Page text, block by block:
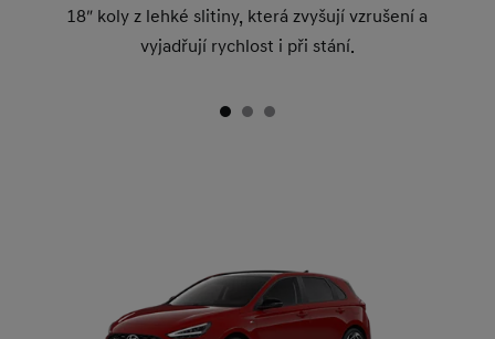
18″ koly z lehké slitiny, která zvyšují vzrušení a
vyjadřují rychlost i při stání.